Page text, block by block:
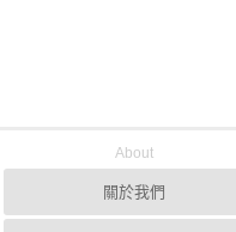
About
關於我們